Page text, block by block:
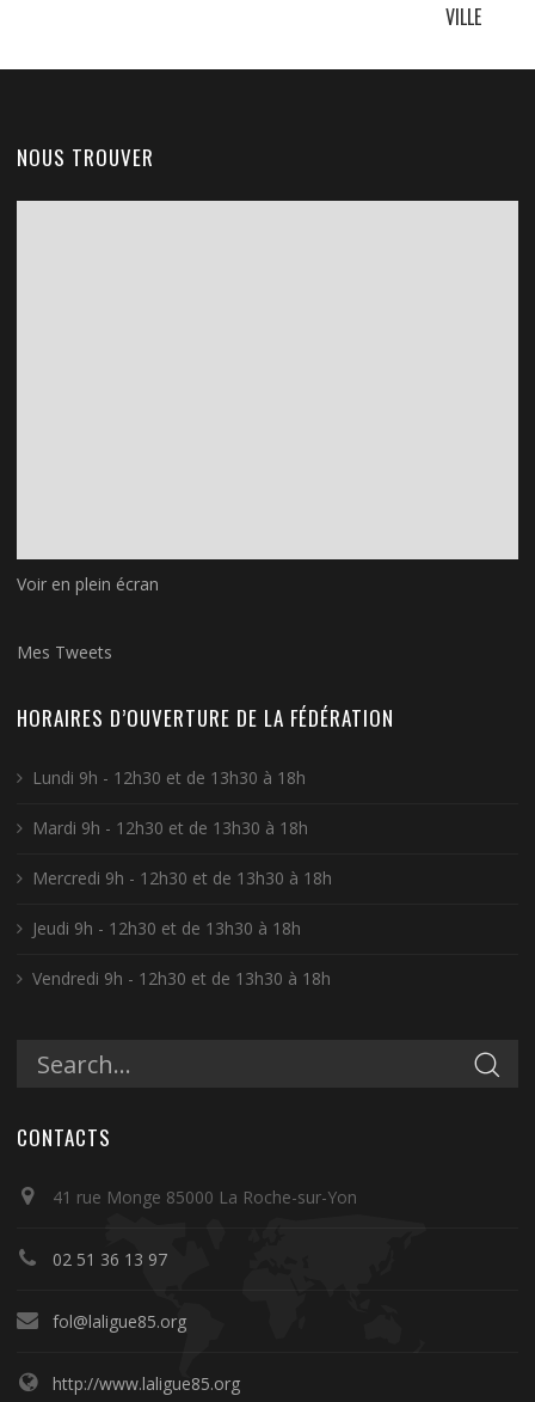
VILLE
NOUS TROUVER
Voir en plein écran
Mes Tweets
HORAIRES D’OUVERTURE DE LA FÉDÉRATION
Lundi 9h - 12h30 et de 13h30 à 18h
Mardi 9h - 12h30 et de 13h30 à 18h
Mercredi 9h - 12h30 et de 13h30 à 18h
Jeudi 9h - 12h30 et de 13h30 à 18h
Vendredi 9h - 12h30 et de 13h30 à 18h
CONTACTS
41 rue Monge 85000 La Roche-sur-Yon
02 51 36 13 97
fol@laligue85.org
http://www.laligue85.org